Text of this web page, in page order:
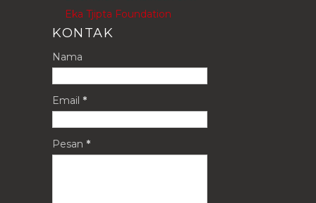
Eka Tjipta Foundation
KONTAK
Nama
Email *
Pesan *